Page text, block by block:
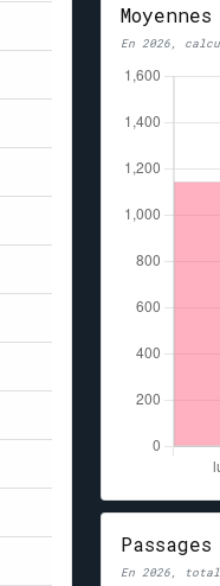
En 2026,
En 2026,